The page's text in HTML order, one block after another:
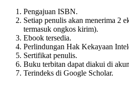
Pengajuan ISBN.
Setiap penulis akan menerima 2
termasuk ongkos kirim).
Ebook tersedia.
Perlindungan Hak Kekayaan
Sertifikat penulis.
Buku terbitan dapat diakui di
Terindeks di Google Scholar.